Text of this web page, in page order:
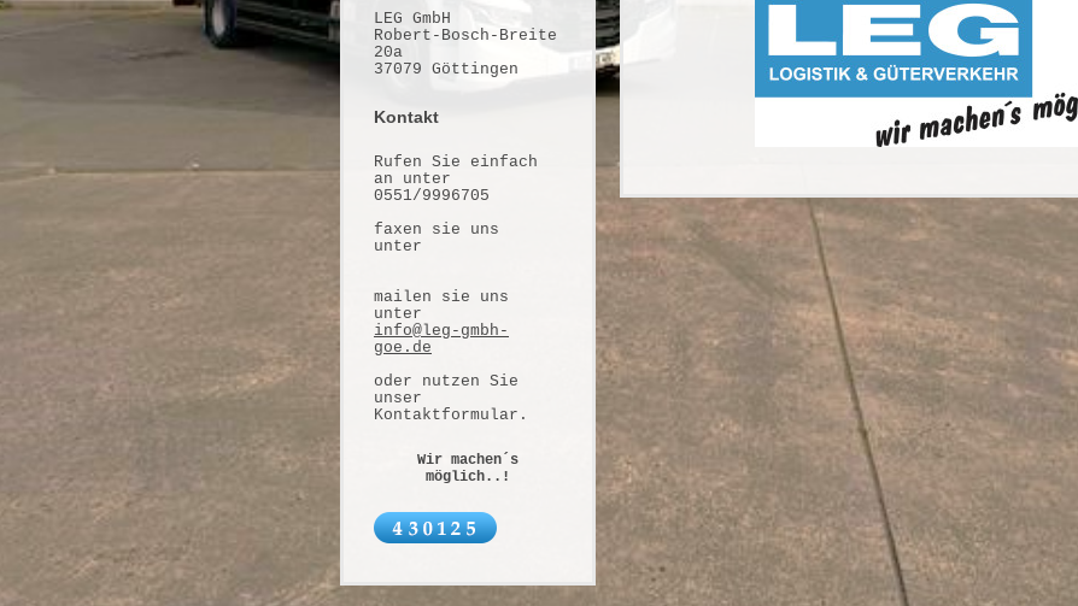
LEG GmbH
Robert-Bosch-Breite
20a
37079
Göttingen
Kontakt
Rufen Sie einfach
an unter
0551/9996705
faxen sie uns
unter
mailen sie uns
unter
info@leg-gmbh-
goe.de
oder nutzen Sie
unser
Kontaktformular.
Wir machen´s
möglich..!